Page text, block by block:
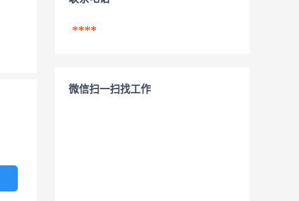
****
微信扫一扫找工作